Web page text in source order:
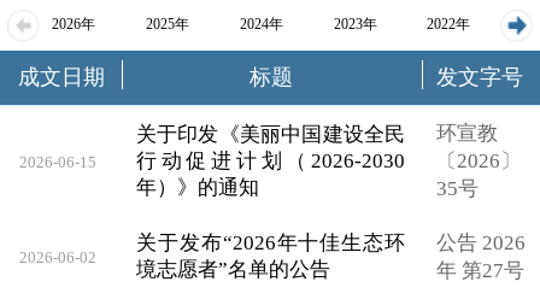
2026年 2025年 2024年 2023年 2022年
2021年 2019年
成文日期 标题 发文字号
2026-06-15
关于印发《美丽中国建设全民
行动促进计划（2026-2030
年）》的通知
环宣教
〔2026〕
35号
2026-06-02
关于发布“2026年十佳生态环
境志愿者”名单的公告
公告 2026
年 第27号